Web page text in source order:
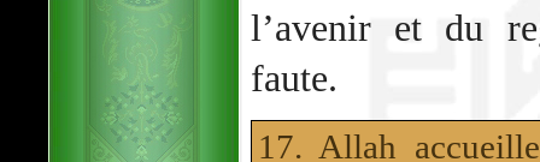
l’avenir et du
faute.
17. Allah